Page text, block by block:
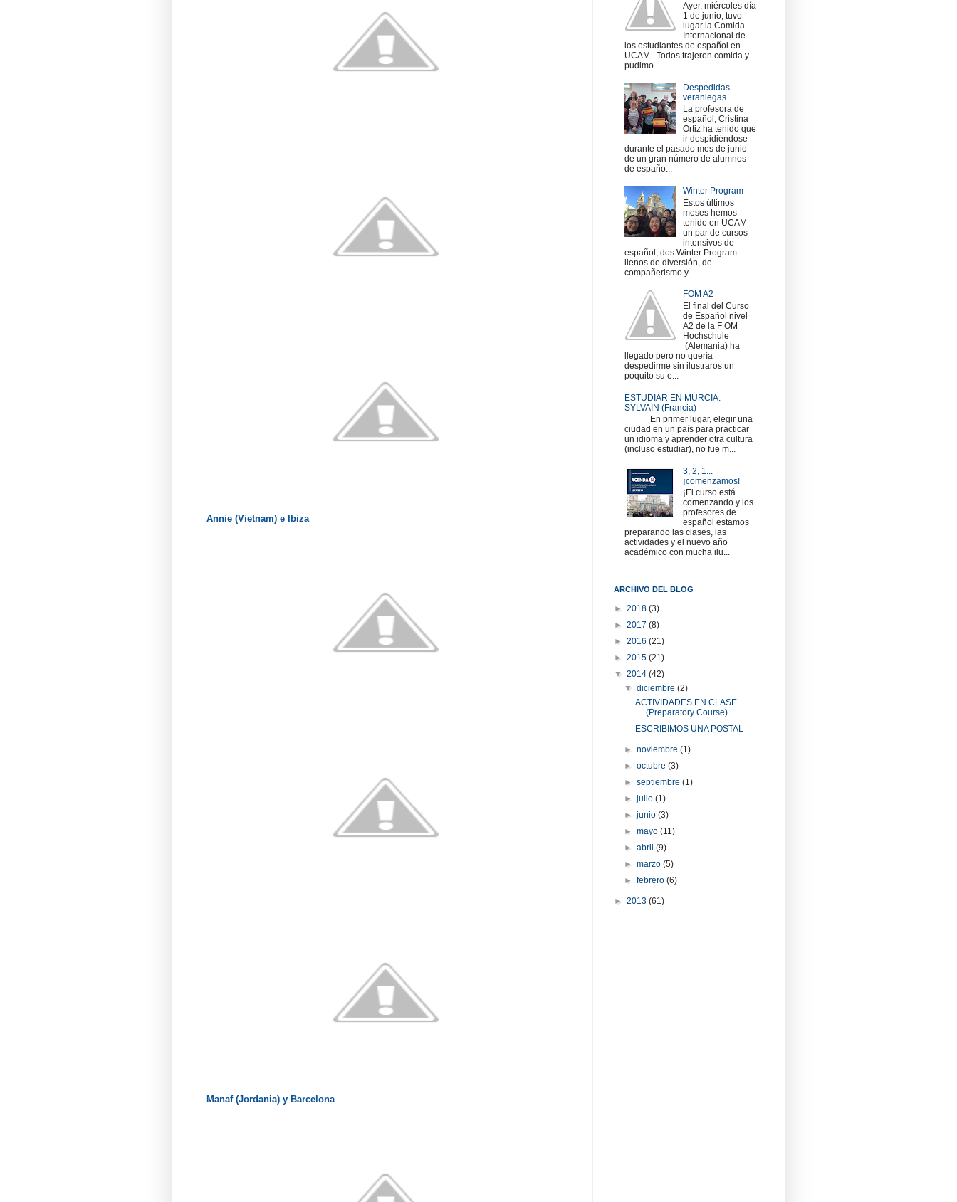
Annie (Vietnam) e Ibiza
Manaf (Jordania) y Barcelona
Ayer, miércoles día
1 de junio, tuvo
lugar la Comida
Internacional de
los estudiantes de español en
UCAM. Todos trajeron comida y
pudimo...
Despedidas
veraniegas
La profesora de
español, Cristina
Ortiz ha tenido que
ir despidiéndose
durante el pasado mes de junio
de un gran número de alumnos
de españo...
Winter Program
Estos últimos
meses hemos
tenido en UCAM
un par de cursos
intensivos de
español, dos Winter Program
llenos de diversión, de
compañerismo y ...
FOM A2
El final del Curso
de Español nivel
A2 de la F OM
Hochschule
(Alemania) ha
llegado pero no quería
despedirme sin ilustraros un
poquito su e...
ESTUDIAR EN MURCIA:
SYLVAIN (Francia)
En primer lugar, elegir una
ciudad en un país para practicar
un idioma y aprender otra cultura
(incluso estudiar), no fue m...
3, 2, 1...
¡comenzamos!
¡El curso está
comenzando y los
profesores de
español estamos
preparando las clases, las
actividades y el nuevo año
académico con mucha ilu...
ARCHIVO DEL BLOG
► 2018 (3)
► 2017 (8)
► 2016 (21)
► 2015 (21)
▼ 2014 (42)
▼diciembre(2)
ACTIVIDADES EN CLASE
(Preparatory Course)
ESCRIBIMOS UNA POSTAL
►noviembre(1)
►octubre(3)
►septiembre(1)
►julio(1)
►junio(3)
►mayo(11)
►abril(9)
►marzo(5)
►febrero(6)
► 2013 (61)